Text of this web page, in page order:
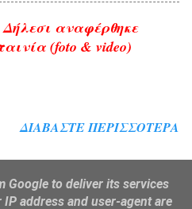
αναφέρθηκε
(foto & video)
ΔΙΑΒΆΣΤΕ ΠΕΡΙΣΣΌΤΕΡΑ
Google to deliver its services
address and user-agent are